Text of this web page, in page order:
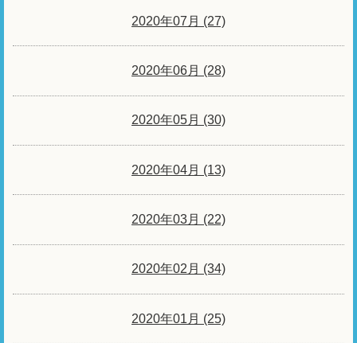
2020年07月 (27)
2020年06月 (28)
2020年05月 (30)
2020年04月 (13)
2020年03月 (22)
2020年02月 (34)
2020年01月 (25)